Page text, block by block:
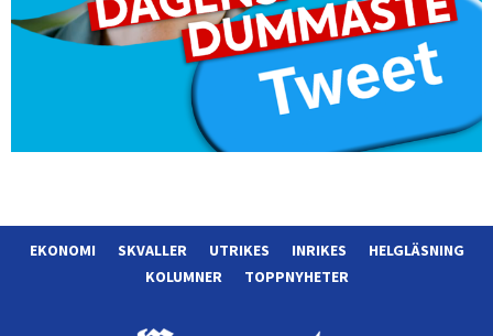
EKONOMI SKVALLER UTRIKES INRIKES
HELGLÄSNING
KOLUMNER
TOPPNYHETER